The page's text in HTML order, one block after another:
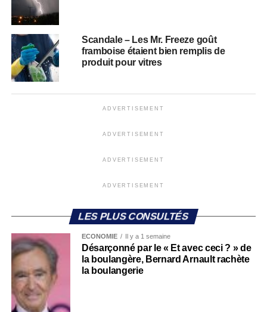
Scandale – Les Mr. Freeze goût
framboise étaient bien remplis de
produit pour vitres
ADVERTISEMENT
ADVERTISEMENT
ADVERTISEMENT
ADVERTISEMENT
LES PLUS CONSULTÉS
ECONOMIE Il y a 1 semaine
Désarçonné par le « Et avec ceci ? » de
la boulangère, Bernard Arnault rachète
la boulangerie